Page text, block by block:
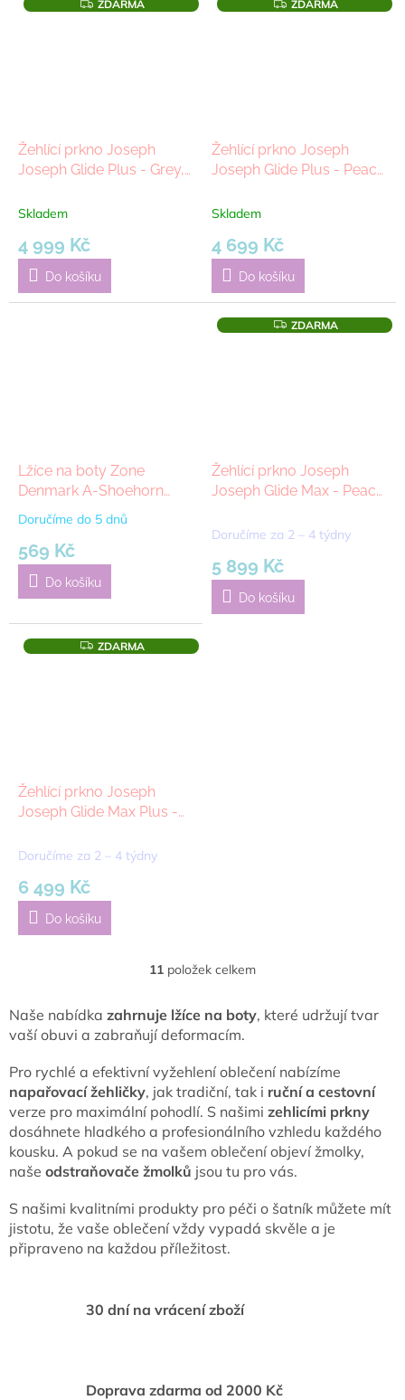
Z
D
ZDARMA
Žehlící prkno Joseph
Joseph Glide Plus - Grey,
Skladem
4 999 Kč
Do košíku
Z
D
ZDARMA
Žehlící prkno Joseph
Joseph Glide Plus - Peach
Skladem
4 699 Kč
Do košíku
Lžíce na boty Zone
Denmark A-Shoehorn
45cm White | Bílý
Průměrné
produktu
5,0
5
hvězdiček.
Doručíme do 5 dnů
569 Kč
Do košíku
Z
D
ZDARMA
Žehlící prkno Joseph
Joseph Glide Max - Peach
Doručíme za 2 – 4 týdny
5 899 Kč
Do košíku
Z
D
ZDARMA
Žehlící prkno Joseph
Joseph Glide Max Plus -
Doručíme za 2 – 4 týdny
6 499 Kč
Do košíku
O
l
á
d
c
í
p
r
v
k
y
ý
p
i
11 položek celkem
Naše nabídka zahrnuje lžíce na boty, které udržují tvar
vaší obuvi a zabraňují deformacím.
Pro rychlé a efektivní vyžehlení oblečení nabízíme
napařovací žehličky, jak tradiční, tak i ruční a cestovní
verze pro maximální pohodlí. S našimi zehlicími prkny
dosáhnete hladkého a profesionálního vzhledu každého
kousku. A pokud se na vašem oblečení objeví žmolky,
naše odstraňovače žmolků jsou tu pro vás.
S našimi kvalitními produkty pro péči o šatník můžete mít
jistotu, že vaše oblečení vždy vypadá skvěle a je
připraveno na každou příležitost.
30 dní na vrácení zboží
Doprava zdarma od 2000 Kč